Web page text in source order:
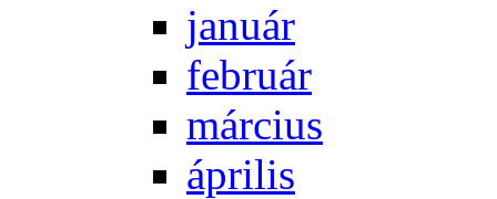
ja­nu­ár
feb­ru­ár
már­ci­us
áp­ri­lis